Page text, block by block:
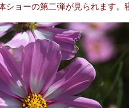
ショーの第二弾が見られます。